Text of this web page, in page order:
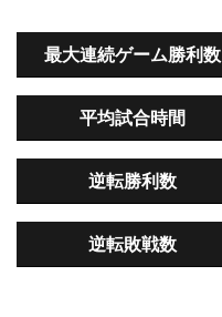
最大連続ゲーム勝利数
平均試合時間
逆転勝利数
逆転敗戦数